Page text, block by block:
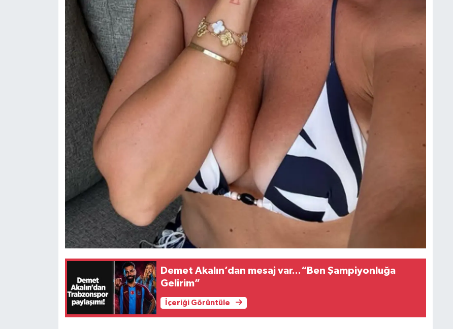
Demet Akalın’dan mesaj var...“Ben Şampiyonluğa
Gelirim”
İçeriği Görüntüle